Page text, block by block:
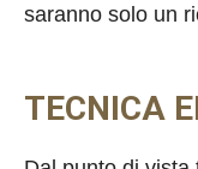
saranno solo un
TECNICA